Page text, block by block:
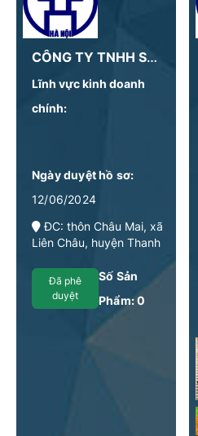
CÔNG TY TNHH SẢN XUẤT VÀ ĐẦU TƯ HOA LOAN
Lĩnh vực kinh doanh
chính:
Ngày duyệt hồ sơ:
12/06/2024
ĐC: thôn Châu Mai, xã
Liên Châu, huyện Thanh
Đã phê
duyệt
Số Sản
Phẩm:0